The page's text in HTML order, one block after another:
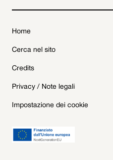
Home
Cerca nel sito
Credits
Privacy / Note legali
Impostazione dei cookie